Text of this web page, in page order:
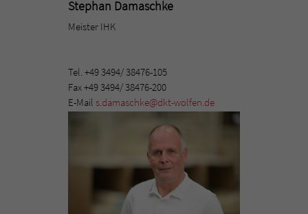
Stephan Damaschke
Meister IHK
Tel. +49 3494/ 38476-105
Fax +49 3494/ 38476-200
E-Mail s.damaschke@dkt-wolfen.de